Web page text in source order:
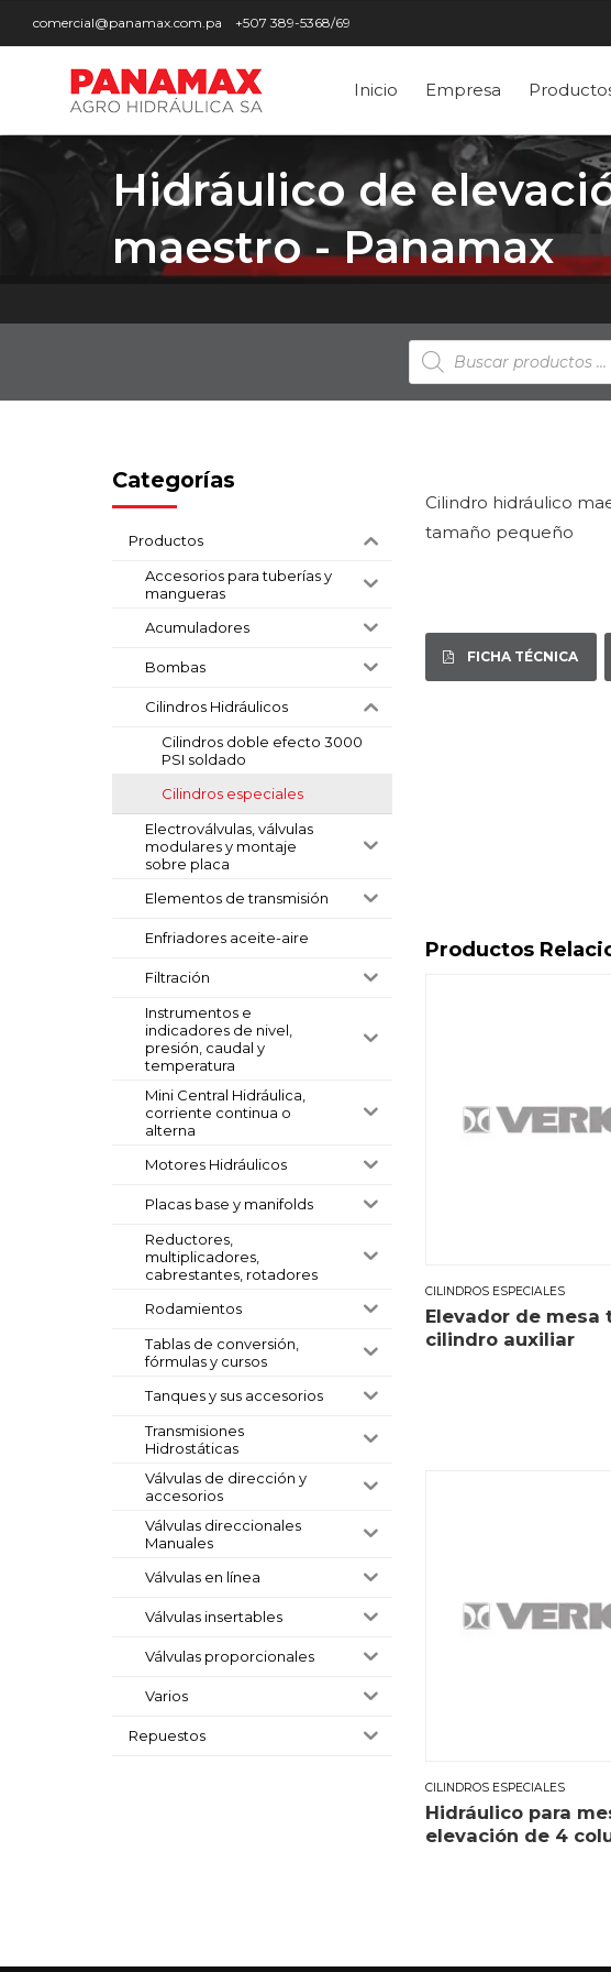
comercial@panamax.com.pa +507 389-5368/69
Inicio Empresa
Hidráulico de
maestro - Panamax
Búsqueda
de
productos
Cilindro hidráulico
tamaño pequeño
FICHA TÉCNICA
Productos
CILINDROS ESPECIALES
Elevador de mesa
cilindro auxiliar
CILINDROS ESPECIALES
Hidráulico para
elevación de 4
Categorías
Productos
Accesorios para tuberías y
mangueras
Acumuladores
Bombas
Cilindros Hidráulicos
Cilindros doble efecto 3000
PSI soldado
Cilindros especiales
Electroválvulas, válvulas
modulares y montaje
sobre placa
Elementos de transmisión
Enfriadores aceite-aire
Filtración
Instrumentos e
indicadores de nivel,
presión, caudal y
temperatura
Mini Central Hidráulica,
corriente continua o
alterna
Motores Hidráulicos
Placas base y manifolds
Reductores,
multiplicadores,
cabrestantes, rotadores
Rodamientos
Tablas de conversión,
fórmulas y cursos
Tanques y sus accesorios
Transmisiones
Hidrostáticas
Válvulas de dirección y
accesorios
Válvulas direccionales
Manuales
Válvulas en línea
Válvulas insertables
Válvulas proporcionales
Varios
Repuestos